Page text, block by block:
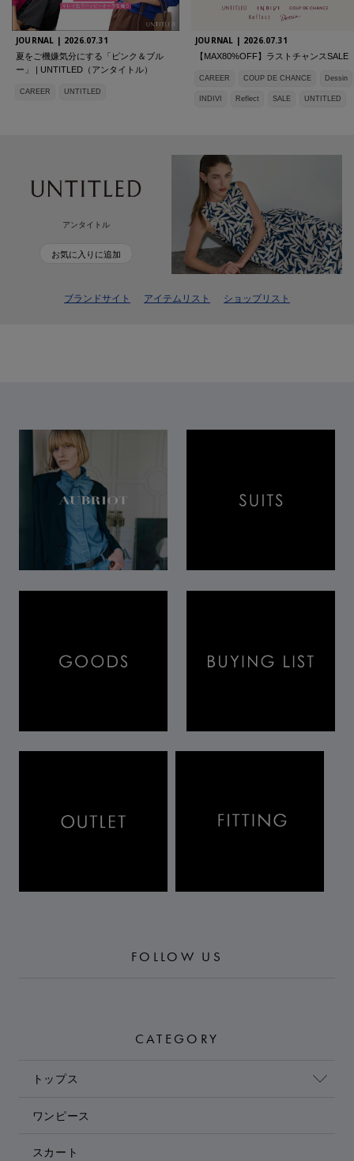
JOURNAL | 2026.07.31
夏をご機嫌気分にする「ピンク＆ブル
ー」 | UNTITLED（アンタイトル）
CAREER UNTITLED
JOURNAL | 2026.07.31
【MAX80%OFF】ラストチャンスSALE
CAREER COUP DE CHANCE Dessin
INDIVI Reflect SALE UNTITLED
アンタイトル
お気に入りに追加
ブランドサイト アイテムリスト ショップリスト
FOLLOW US
CATEGORY
トップス
ワンピース
スカート